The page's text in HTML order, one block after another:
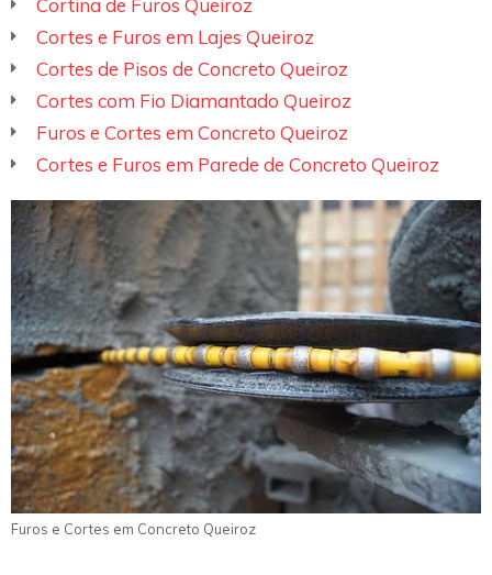
Cortes e Furos em Lajes Queiroz
Cortes de Pisos de Concreto Queiroz
Cortes com Fio Diamantado Queiroz
Furos e Cortes em Concreto Queiroz
Cortes e Furos em Parede de Concreto Queiroz
Furos e Cortes em Concreto Queiroz